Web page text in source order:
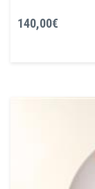
140,00€